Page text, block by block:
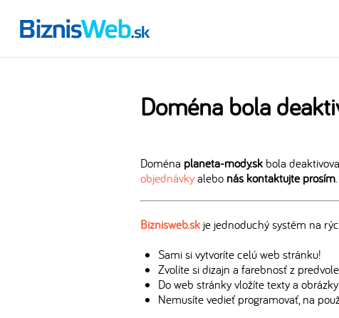
Doména bola
Doména planeta-mody.sk bola
objednávkyalebo nás kontaktujte prosím
Biznisweb.sk je jednoduchý systém na
Sami si vytvoríte celú web stránku!
Zvolíte si dizajn a farebnosť z
Do web stránky vložíte texty a obrázky
Nemusíte vedieť programovať, na